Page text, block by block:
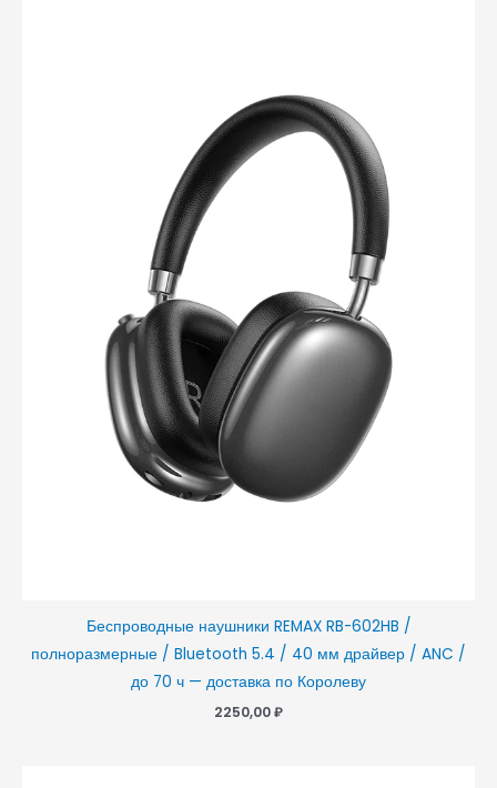
Беспроводные наушники REMAX RB-602HB /
полноразмерные / Bluetooth 5.4 / 40 мм драйвер / ANC /
до 70 ч — доставка по Королеву
2250,00₽